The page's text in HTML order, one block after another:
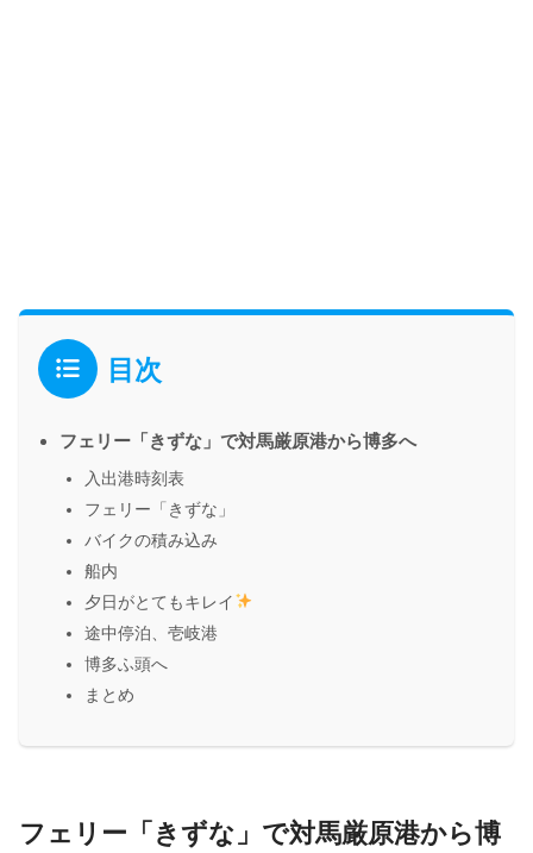
目次
フェリー「きずな」で対馬厳原港から博多へ
入出港時刻表
フェリー「きずな」
バイクの積み込み
船内
夕日がとてもキレイ
途中停泊、壱岐港
博多ふ頭へ
まとめ
フェリー「きずな」で対馬厳原港から博